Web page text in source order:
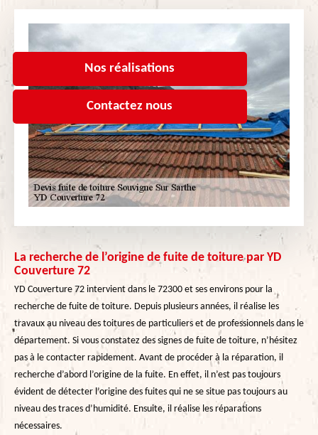
Nos réalisations
Contactez nous
La recherche de l’origine de fuite de toiture par YD
Couverture 72
YD Couverture 72 intervient dans le 72300 et ses environs pour la
recherche de fuite de toiture. Depuis plusieurs années, il réalise les
travaux au niveau des toitures de particuliers et de professionnels dans le
département. Si vous constatez des signes de fuite de toiture, n’hésitez
pas à le contacter rapidement. Avant de procéder à la réparation, il
recherche d’abord l’origine de la fuite. En effet, il n’est pas toujours
évident de détecter l’origine des fuites qui ne se situe pas toujours au
niveau des traces d’humidité. Ensuite, il réalise les réparations
nécessaires.